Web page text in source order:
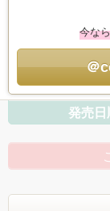
今なら
＠
発売日